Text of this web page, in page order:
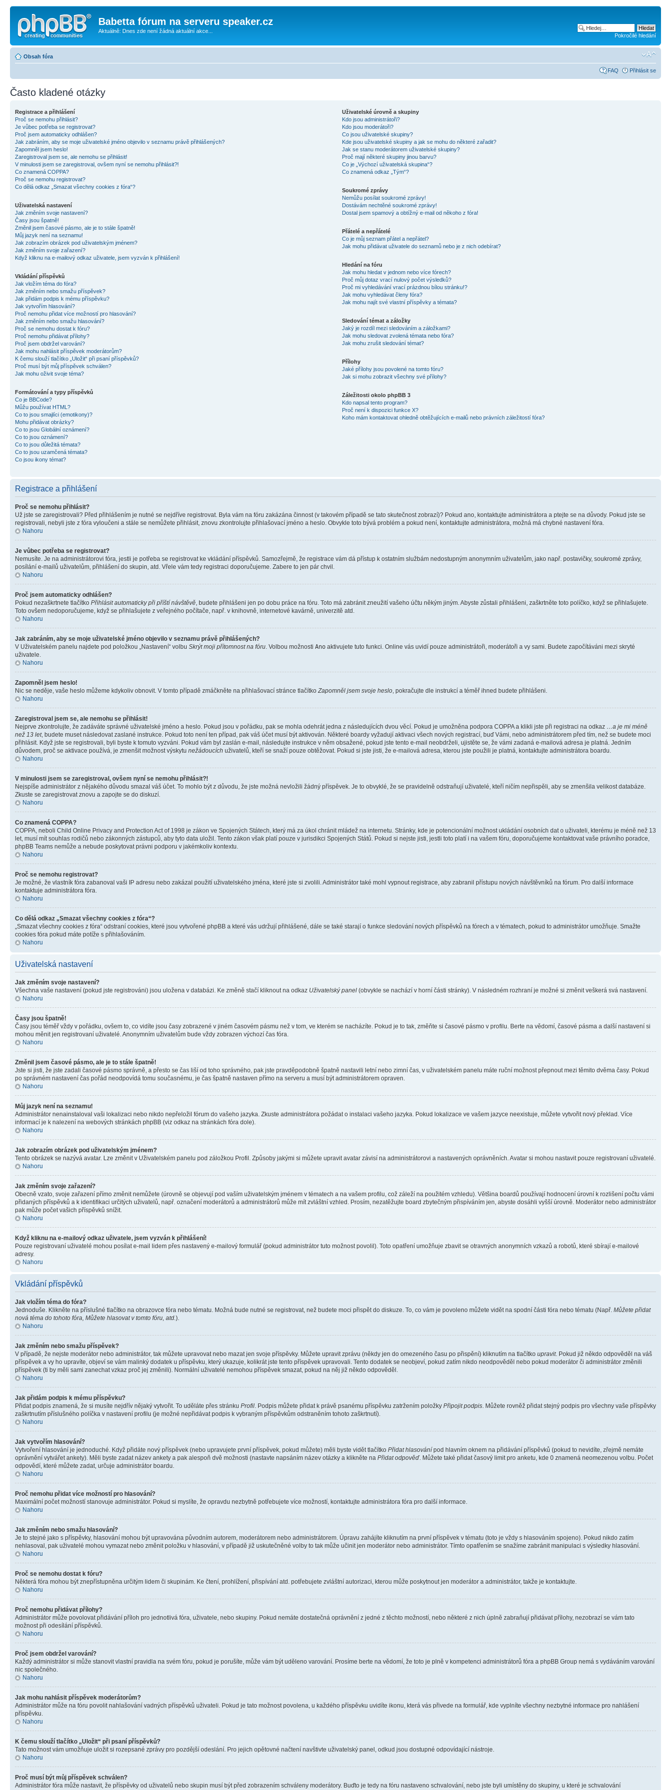
Babetta fórum na serveru speaker.cz
Aktuálně: Dnes zde není žádná aktuální akce...
Pokročilé hledání
Obsah fóra
FAQ Přihlásit se
Často kladené otázky
Registrace a přihlášení
Proč se nemohu přihlásit?
Je vůbec potřeba se registrovat?
Proč jsem automaticky odhlášen?
Jak zabráním, aby se moje uživatelské jméno objevilo v seznamu právě přihlášených?
Zapomněl jsem heslo!
Zaregistroval jsem se, ale nemohu se přihlásit!
V minulosti jsem se zaregistroval, ovšem nyní se nemohu přihlásit?!
Co znamená COPPA?
Proč se nemohu registrovat?
Co dělá odkaz „Smazat všechny cookies z fóra“?
Uživatelská nastavení
Jak změním svoje nastavení?
Časy jsou špatně!
Změnil jsem časové pásmo, ale je to stále špatně!
Můj jazyk není na seznamu!
Jak zobrazím obrázek pod uživatelským jménem?
Jak změním svoje zařazení?
Když kliknu na e-mailový odkaz uživatele, jsem vyzván k přihlášení!
Vkládání příspěvků
Jak vložím téma do fóra?
Jak změním nebo smažu příspěvek?
Jak přidám podpis k mému příspěvku?
Jak vytvořím hlasování?
Proč nemohu přidat více možností pro hlasování?
Jak změním nebo smažu hlasování?
Proč se nemohu dostat k fóru?
Proč nemohu přidávat přílohy?
Proč jsem obdržel varování?
Jak mohu nahlásit příspěvek moderátorům?
K čemu slouží tlačítko „Uložit“ při psaní příspěvků?
Proč musí být můj příspěvek schválen?
Jak mohu oživit svoje téma?
Formátování a typy příspěvků
Co je BBCode?
Můžu používat HTML?
Co to jsou smajlíci (emotikony)?
Mohu přidávat obrázky?
Co to jsou Globální oznámení?
Co to jsou oznámení?
Co to jsou důležitá témata?
Co to jsou uzamčená témata?
Co jsou ikony témat?
Uživatelské úrovně a skupiny
Kdo jsou administrátoři?
Kdo jsou moderátoři?
Co jsou uživatelské skupiny?
Kde jsou uživatelské skupiny a jak se mohu do některé zařadit?
Jak se stanu moderátorem uživatelské skupiny?
Proč mají některé skupiny jinou barvu?
Co je „Výchozí uživatelská skupina“?
Co znamená odkaz „Tým“?
Soukromé zprávy
Nemůžu posílat soukromé zprávy!
Dostávám nechtěné soukromé zprávy!
Dostal jsem spamový a obtížný e-mail od někoho z fóra!
Přátelé a nepřátelé
Co je můj seznam přátel a nepřátel?
Jak mohu přidávat uživatele do seznamů nebo je z nich odebírat?
Hledání na fóru
Jak mohu hledat v jednom nebo více fórech?
Proč můj dotaz vrací nulový počet výsledků?
Proč mi vyhledávání vrací prázdnou bílou stránku!?
Jak mohu vyhledávat členy fóra?
Jak mohu najít své vlastní příspěvky a témata?
Sledování témat a záložky
Jaký je rozdíl mezi sledováním a záložkami?
Jak mohu sledovat zvolená témata nebo fóra?
Jak mohu zrušit sledování témat?
Přílohy
Jaké přílohy jsou povolené na tomto fóru?
Jak si mohu zobrazit všechny své přílohy?
Záležitosti okolo phpBB 3
Kdo napsal tento program?
Proč není k dispozici funkce X?
Koho mám kontaktovat ohledně obtěžujících e-mailů nebo právních záležitostí fóra?
Registrace a přihlášení
Proč se nemohu přihlásit?
Už jste se zaregistrovali? Před přihlášením je nutné se nejdříve registrovat. Byla vám na fóru zakázána činnost (v takovém případě se tato skutečnost zobrazí)? Pokud ano, kontaktujte administrátora a ptejte se na důvody. Pokud jste se
registrovali, nebyli jste z fóra vyloučeni a stále se nemůžete přihlásit, znovu zkontrolujte přihlašovací jméno a heslo. Obvykle toto bývá problém a pokud není, kontaktujte administrátora, možná má chybné nastavení fóra.
Nahoru
Je vůbec potřeba se registrovat?
Nemusíte. Je na administrátorovi fóra, jestli je potřeba se registrovat ke vkládání příspěvků. Samozřejmě, že registrace vám dá přístup k ostatním službám nedostupným anonymním uživatelům, jako např. postavičky, soukromé zprávy,
posílání e-mailů uživatelům, přihlášení do skupin, atd. Vřele vám tedy registraci doporučujeme. Zabere to jen pár chvil.
Nahoru
Proč jsem automaticky odhlášen?
Pokud nezaškrtnete tlačítko Přihlásit automaticky při příští návštěvě , budete přihlášeni jen po dobu práce na fóru. Toto má zabránit zneužití vašeho účtu někým jiným. Abyste zůstali přihlášeni, zaškrtněte toto políčko, když se přihlašujete.
Toto ovšem nedoporučujeme, když se přihlašujete z veřejného počítače, např. v knihovně, internetové kavárně, univerzitě atd.
Nahoru
Jak zabráním, aby se moje uživatelské jméno objevilo v seznamu právě přihlášených?
V Uživatelském panelu najdete pod položkou „Nastavení“ volbu Skrýt moji přítomnost na fóru . Volbou možnosti Ano aktivujete tuto funkci. Online vás uvidí pouze administrátoři, moderátoři a vy sami. Budete započítáváni mezi skryté
uživatele.
Nahoru
Zapomněl jsem heslo!
Nic se neděje, vaše heslo můžeme kdykoliv obnovit. V tomto případě zmáčkněte na přihlašovací stránce tlačítko Zapomněl jsem svoje heslo , pokračujte dle instrukcí a téměř ihned budete přihlášeni.
Nahoru
Zaregistroval jsem se, ale nemohu se přihlásit!
Nejprve zkontrolujte, že zadáváte správné uživatelské jméno a heslo. Pokud jsou v pořádku, pak se mohla odehrát jedna z následujících dvou věcí. Pokud je umožněna podpora COPPA a klikli jste při registraci na odkaz …a je mi méně
než 13 let, budete muset následovat zaslané instrukce. Pokud toto není ten případ, pak váš účet musí být aktivován. Některé boardy vyžadují aktivaci všech nových registrací, buď Vámi, nebo administrátorem před tím, než se budete moci
přihlásit. Když jste se registrovali, byli byste k tomuto vyzváni. Pokud vám byl zaslán e-mail, následujte instrukce v něm obsažené, pokud jste tento e-mail neobdrželi, ujistěte se, že vámi zadaná e-mailová adresa je platná. Jedním
důvodem, proč se aktivace používá, je zmenšit možnost výskytu nežádoucích uživatelů, kteří se snaží pouze obtěžovat. Pokud si jste jisti, že e-mailová adresa, kterou jste použili je platná, kontaktujte administrátora boardu.
Nahoru
V minulosti jsem se zaregistroval, ovšem nyní se nemohu přihlásit?!
Nejspíše administrátor z nějakého důvodu smazal váš účet. To mohlo být z důvodu, že jste možná nevložili žádný příspěvek. Je to obvyklé, že se pravidelně odstraňují uživatelé, kteří ničím nepřispěli, aby se zmenšila velikost databáze.
Zkuste se zaregistrovat znovu a zapojte se do diskuzí.
Nahoru
Co znamená COPPA?
COPPA, neboli Child Online Privacy and Protection Act of 1998 je zákon ve Spojených Státech, který má za úkol chránit mládež na internetu. Stránky, kde je potencionální možnost ukládání osobních dat o uživateli, kterému je méně než 13
let, musí mít souhlas rodičů nebo zákonných zástupců, aby tyto data uložil. Tento zákon však platí pouze v jurisdikci Spojených Států. Pokud si nejste jisti, jestli toto platí i na vašem fóru, doporučujeme kontaktovat vaše právního poradce,
phpBB Teams nemůže a nebude poskytovat právni podporu v jakémkoliv kontextu.
Nahoru
Proč se nemohu registrovat?
Je možné, že vlastník fóra zabanoval vaši IP adresu nebo zakázal použití uživatelského jména, které jste si zvolili. Administrátor také mohl vypnout registrace, aby zabranil přístupu nových návštěvníků na fórum. Pro další informace
kontaktuje administrátora fóra.
Nahoru
Co dělá odkaz „Smazat všechny cookies z fóra“?
„Smazat všechny cookies z fóra“ odstraní cookies, které jsou vytvořené phpBB a které vás udržují přihlášené, dále se také starají o funkce sledování nových příspěvků na fórech a v tématech, pokud to administrátor umožňuje. Smažte
cookies fóra pokud máte potíže s přihlašováním.
Nahoru
Uživatelská nastavení
Jak změním svoje nastavení?
Všechna vaše nastavení (pokud jste registrováni) jsou uložena v databázi. Ke změně stačí kliknout na odkaz Uživatelský panel (obvykle se nachází v horní části stránky). V následném rozhraní je možné si změnit veškerá svá nastavení.
Nahoru
Časy jsou špatně!
Časy jsou téměř vždy v pořádku, ovšem to, co vidíte jsou časy zobrazené v jiném časovém pásmu než v tom, ve kterém se nacházíte. Pokud je to tak, změňte si časové pásmo v profilu. Berte na vědomí, časové pásma a další nastavení si
mohou měnit jen registrovaní uživatelé. Anonymním uživatelům bude vždy zobrazen výchozí čas fóra.
Nahoru
Změnil jsem časové pásmo, ale je to stále špatně!
Jste si jisti, že jste zadali časové pásmo správně, a přesto se čas liší od toho správného, pak jste pravděpodobně špatně nastavili letní nebo zimní čas, v uživatelském panelu máte ruční možnost přepnout mezi těmito dvěma časy. Pokud
po správném nastavení čas pořád neodpovídá tomu současnému, je čas špatně nastaven přímo na serveru a musí být administrátorem opraven.
Nahoru
Můj jazyk není na seznamu!
Administrátor nenainstaloval vaši lokalizaci nebo nikdo nepřeložil fórum do vašeho jazyka. Zkuste administrátora požádat o instalaci vašeho jazyka. Pokud lokalizace ve vašem jazyce neexistuje, můžete vytvořit nový překlad. Více
informací je k nalezení na webových stránkách phpBB (viz odkaz na stránkách fóra dole).
Nahoru
Jak zobrazím obrázek pod uživatelským jménem?
Tento obrázek se nazývá avatar. Lze změnit v Uživatelském panelu pod záložkou Profil. Způsoby jakými si můžete upravit avatar závisí na administrátorovi a nastavených oprávněních. Avatar si mohou nastavit pouze registrovaní uživatelé.
Nahoru
Jak změním svoje zařazení?
Obecně vzato, svoje zařazení přímo změnit nemůžete (úrovně se objevují pod vaším uživatelským jménem v tématech a na vašem profilu, což záleží na použitém vzhledu). Většina boardů používají hodnocení úrovní k rozlišení počtu vámi
přidaných příspěvků a k identifikaci určitých uživatelů, např. označení moderátorů a administrátorů může mít zvláštní vzhled. Prosím, nezatěžujte board zbytečným přispíváním jen, abyste dosáhli vyšší úrovně. Moderátor nebo administrátor
pak může počet vašich příspěvků snížit.
Nahoru
Když kliknu na e-mailový odkaz uživatele, jsem vyzván k přihlášení!
Pouze registrovaní uživatelé mohou posílat e-mail lidem přes nastavený e-mailový formulář (pokud administrátor tuto možnost povolil). Toto opatření umožňuje zbavit se otravných anonymních vzkazů a robotů, které sbírají e-mailové
adresy.
Nahoru
Vkládání příspěvků
Jak vložím téma do fóra?
Jednoduše. Klikněte na příslušné tlačítko na obrazovce fóra nebo tématu. Možná bude nutné se registrovat, než budete moci přispět do diskuze. To, co vám je povoleno můžete vidět na spodní části fóra nebo tématu (Např. Můžete přidat
nová téma do tohoto fóra, Můžete hlasovat v tomto fóru, atd. ).
Nahoru
Jak změním nebo smažu příspěvek?
V případě, že nejste moderátor nebo administrátor, tak můžete upravovat nebo mazat jen svoje příspěvky. Můžete upravit zprávu (někdy jen do omezeného času po přispění) kliknutím na tlačítko upravit. Pokud již někdo odpověděl na váš
příspěvek a vy ho upravíte, objeví se vám malinký dodatek u příspěvku, který ukazuje, kolikrát jste tento příspěvek upravovali. Tento dodatek se neobjeví, pokud zatím nikdo neodpověděl nebo pokud moderátor či administrátor změnili
příspěvek (ti by měli sami zanechat vzkaz proč jej změnili). Normální uživatelé nemohou příspěvek smazat, pokud na něj již někdo odpověděl.
Nahoru
Jak přidám podpis k mému příspěvku?
Přidat podpis znamená, že si musíte nejdřív nějaký vytvořit. To uděláte přes stránku Profil . Podpis můžete přidat k právě psanému příspěvku zatržením položky Připojit podpis . Můžete rovněž přidat stejný podpis pro všechny vaše příspěvky
zaškrtnutím příslušného políčka v nastavení profilu (je možné nepřidávat podpis k vybraným příspěvkům odstraněním tohoto zaškrtnutí).
Nahoru
Jak vytvořím hlasování?
Vytvoření hlasování je jednoduché. Když přidáte nový příspěvek (nebo upravujete první příspěvek, pokud můžete) měli byste vidět tlačítko Přidat hlasovánípod hlavním oknem na přidávání příspěvků (pokud to nevidíte, zřejmě nemáte
oprávnění vytvářet ankety). Měli byste zadat název ankety a pak alespoň dvě možnosti (nastavte napsáním název otázky a klikněte na Přidat odpověď. Můžete také přidat časový limit pro anketu, kde 0 znamená neomezenou volbu. Počet
odpovědí, které můžete zadat, určuje administrátor boardu.
Nahoru
Proč nemohu přidat více možností pro hlasování?
Maximální počet možností stanovuje administrátor. Pokud si myslíte, že opravdu nezbytně potřebujete více možností, kontaktujte administrátora fóra pro další informace.
Nahoru
Jak změním nebo smažu hlasování?
Je to stejné jako s příspěvky, hlasování mohou být upravována původním autorem, moderátorem nebo administrátorem. Úpravu zahájíte kliknutím na první příspěvek v tématu (toto je vždy s hlasováním spojeno). Pokud nikdo zatím
nehlasoval, pak uživatelé mohou vymazat nebo změnit položku v hlasování, v případě již uskutečněné volby to tak může učinit jen moderátor nebo administrátor. Tímto opatřením se snažíme zabránit manipulaci s výsledky hlasování.
Nahoru
Proč se nemohu dostat k fóru?
Některá fóra mohou být znepřístupněna určitým lidem či skupinám. Ke čtení, prohlížení, přispívání atd. potřebujete zvláštní autorizaci, kterou může poskytnout jen moderátor a administrátor, takže je kontaktujte.
Nahoru
Proč nemohu přidávat přílohy?
Administrátor může povolovat přidávání příloh pro jednotlivá fóra, uživatele, nebo skupiny. Pokud nemáte dostatečná oprávnění z jedné z těchto možností, nebo některé z nich úplně zabraňují přidávat přílohy, nezobrazí se vám tato
možnost při odesílání příspěvků.
Nahoru
Proč jsem obdržel varování?
Každý administrátor si může stanovit vlastní pravidla na svém fóru, pokud je porušíte, může vám být uděleno varování. Prosíme berte na vědomí, že toto je plně v kompetenci administrátorů fóra a phpBB Group nemá s vydáváním varování
nic společného.
Nahoru
Jak mohu nahlásit příspěvek moderátorům?
Administrátor může na fóru povolit nahlašování vadných příspěvků uživateli. Pokud je tato možnost povolena, u každého příspěvku uvidíte ikonu, která vás přivede na formulář, kde vyplníte všechny nezbytné informace pro nahlášení
příspěvku.
Nahoru
K čemu slouží tlačítko „Uložit“ při psaní příspěvků?
Tato možnost vám umožňuje uložit si rozepsané zprávy pro pozdější odeslání. Pro jejich opětovné načtení navštivte uživatelský panel, odkud jsou dostupné odpovídající nástroje.
Nahoru
Proč musí být můj příspěvek schválen?
Administrátor fóra může nastavit, že příspěvky od uživatelů nebo skupin musí být před zobrazením schváleny moderátory. Buďto je tedy na fóru nastaveno schvalování, nebo jste byli umístěny do skupiny, u které je schvalování